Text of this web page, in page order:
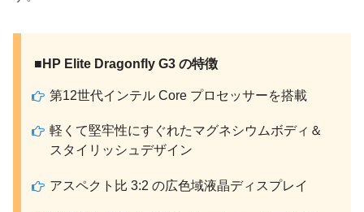
■HP Elite Dragonfly G3 の特徴
第12世代インテル Core プロセッサーを搭載
軽くて堅牢性にすぐれたマグネシウムボディ＆
スタイリッシュデザイン
アスペクト比 3:2 の広色域液晶ディスプレイ